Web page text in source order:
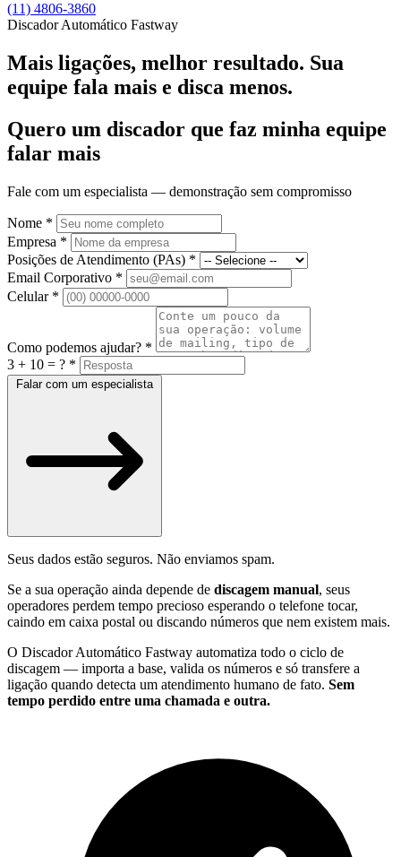
(11) 4806-3860
Discador Automático Fastway
Mais ligações, melhor resultado. Sua
equipe fala mais e disca menos.
Quero um discador que faz minha equipe
falar mais
Fale com um especialista — demonstração sem compromisso
Nome *
Empresa *
Posições de Atendimento (PAs) *
Email Corporativo *
Celular *
Como podemos ajudar? *
3 + 10 = ? *
Seus dados estão seguros. Não enviamos spam.
Se a sua operação ainda depende de discagem manual, seus
operadores perdem tempo precioso esperando o telefone tocar,
caindo em caixa postal ou discando números que nem existem mais.
O Discador Automático Fastway automatiza todo o ciclo de
discagem — importa a base, valida os números e só transfere a
ligação quando detecta um atendimento humano de fato. Sem
tempo perdido entre uma chamada e outra.